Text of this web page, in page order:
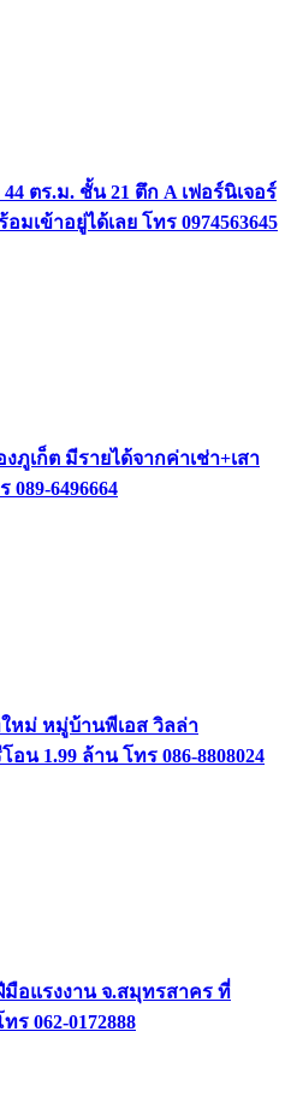
ตร.ม. ชั้น 21 ตึก A เฟอร์นิเจอร์
มเข้าอยู่ได้เลย โทร 0974563645
ภูเก็ต มีรายได้จากค่าเช่า+เสา
6496664
หม่ หมู่บ้านพีเอส วิลล่า
น 1.99 ล้าน โทร 086-8808024
อแรงงาน จ.สมุทรสาคร ที่
062-0172888